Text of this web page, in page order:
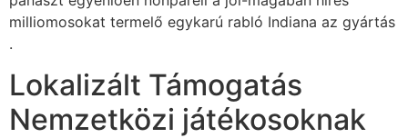
milliomosokat termelő egykarú rabló Indiana az gyártás
.
Lokalizált Támogatás
Nemzetközi játékosoknak